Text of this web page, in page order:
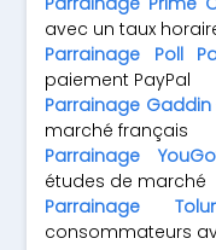
avec un taux
Parrainage Poll
paiement PayPal
Parrainage Gaddin
marché français
Parrainage
études de marché
Parrainage
consommateurs